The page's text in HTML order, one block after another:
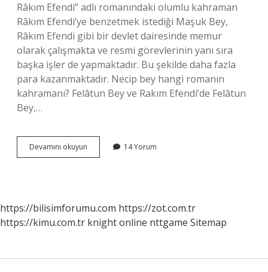
Râkım Efendi” adlı romanındaki olumlu kahraman
Râkım Efendi’ye benzetmek istediği Maşuk Bey,
Râkım Efendi gibi bir devlet dairesinde memur
olarak çalışmakta ve resmi görevlerinin yanı sıra
başka işler de yapmaktadır. Bu şekilde daha fazla
para kazanmaktadır. Necip bey hangi romanın
kahramanı? Felâtun Bey ve Rakım Efendi’de Felâtun
Bey,…
Devamını okuyun
Hangi
14 Yorum
https://bilisimforumu.com https://zot.com.tr
https://kimu.com.tr knight online nttgame Sitemap